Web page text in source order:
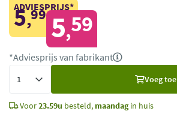
ADVIESPRIJS*
5,99 5,59
*Adviesprijs van fabrikant
Voeg toe
Voor23.59u besteld, maandagin huis